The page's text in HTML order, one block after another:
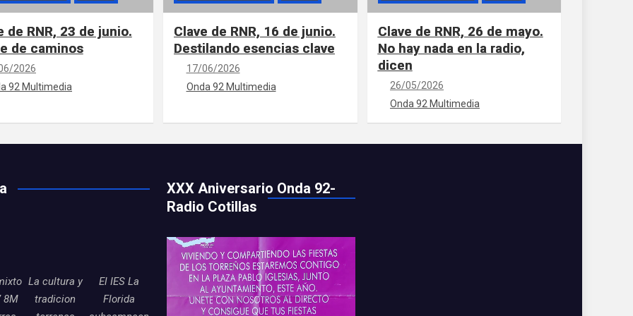
de RNR, 23 de junio.
de caminos
2026
92 Multimedia
Clave de RNR, 16 de junio.
Destilando esencias clave
17/06/2026
Onda 92 Multimedia
Clave de RNR, 26 de mayo.
No hay nada en la radio,
dicen
26/05/2026
Onda 92 Multimedia
8M
La cultura y
tradicion
El IES La
Florida
XXX Aniversario Onda 92-
Radio Cotillas